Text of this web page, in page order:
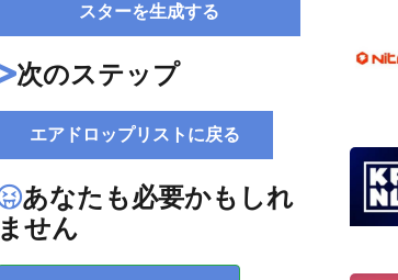
スターを生成する
次のステップ
エアドロップリストに戻る
あなたも必要かもしれ
ません